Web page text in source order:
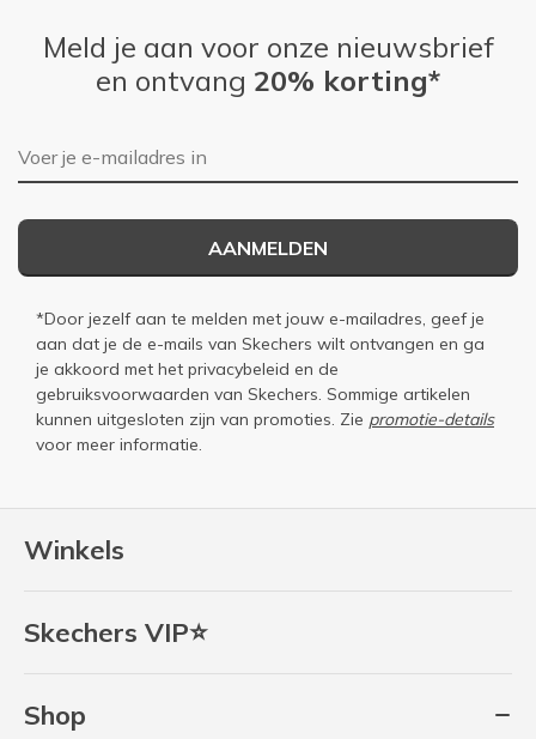
Winkels
Skechers VIP⭐
Shop
Meld je aan voor onze nieuwsbrief
en ontvang 20% korting*
E-mailadres
AANMELDEN
*Door jezelf aan te melden met jouw e-mailadres, geef je
aan dat je de e-mails van Skechers wilt ontvangen en ga
je akkoord met het privacybeleid en de
gebruiksvoorwaarden van Skechers. Sommige artikelen
kunnen uitgesloten zijn van promoties. Zie promotie-details
voor meer informatie.